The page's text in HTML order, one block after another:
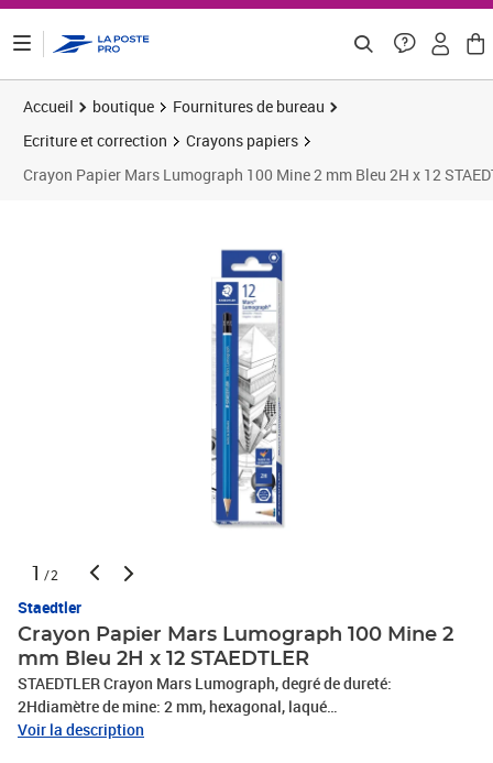
Accueil boutique
Fournitures de bureau
Ecriture et correction
Crayons papiers
Crayon Papier Mars Lumograph 100 Mine 2 mm Bleu 2H x 12
1 /2
Staedtler
Crayon Papier Mars Lumograph 100 Mine 2
mm Bleu 2H x 12 STAEDTLER
STAEDTLER Crayon Mars Lumograph, degré de dureté:
2Hdiamètre de mine: 2 mm, hexagonal, laqué
bleu,particulièrement incassable grâce à la mine fortement
Voir la description